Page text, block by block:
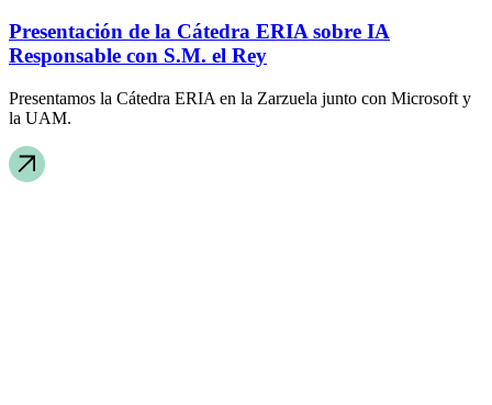
Presentación de la Cátedra ERIA sobre IA
Responsable con S.M. el Rey
Presentamos la Cátedra ERIA en la Zarzuela junto con Microsoft y
la UAM.